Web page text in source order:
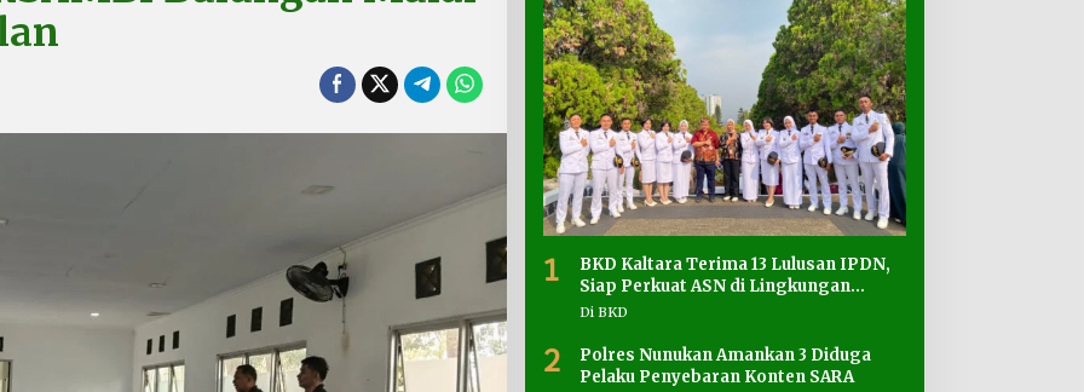
1
BKD Kaltara Terima 13 Lulusan IPDN,
Siap Perkuat ASN di Lingkungan
Pemprov
Di BKD
2
Polres Nunukan Amankan 3 Diduga
Pelaku Penyebaran Konten SARA